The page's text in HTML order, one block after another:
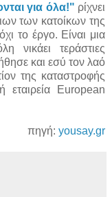
για όλα!" ρίχνει
των κατοίκων της
το έργο. Είναι μια
νικάει τεράστιες
και εσύ τον λαό
της καταστροφής
εταιρεία European
πηγή: yousay.gr